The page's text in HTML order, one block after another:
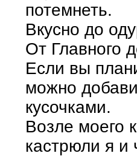
потемнеть.
Вкусно до
От Главного
Если вы
можно
кусочками.
Возле моего
кастрюли я